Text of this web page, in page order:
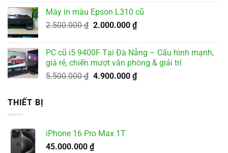
2.000.000 ₫.là:
1.800.000 ₫.
Máy in màu Epson L310 cũ
2.500.000₫ Giá
2.500.000 ₫.
2.000.000 ₫Giá
tại
là:
2.000.000 ₫.
PC cũ i5 9400F Tại Đà Nẵng – Cấu hình mạnh,
giá rẻ, chiến mượt văn phòng & giải trí
5.500.000₫ Giá
4.900.000 ₫Giá
THIẾT BỊ
iPhone 16 Pro Max 1T
45.000.000 ₫